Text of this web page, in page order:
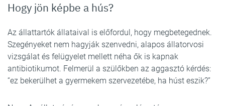
Hogy jön képbe a hús?
Az állattartók állataival is előfordul, hogy megbetegednek.
Szegényeket nem hagyják szenvedni, alapos állatorvosi
vizsgálat és felügyelet mellett néha ők is kapnak
antibiotikumot. Felmerül a szülőkben az aggasztó kérdés:
“ez bekerülhet a gyermekem szervezetébe, ha húst eszik?”